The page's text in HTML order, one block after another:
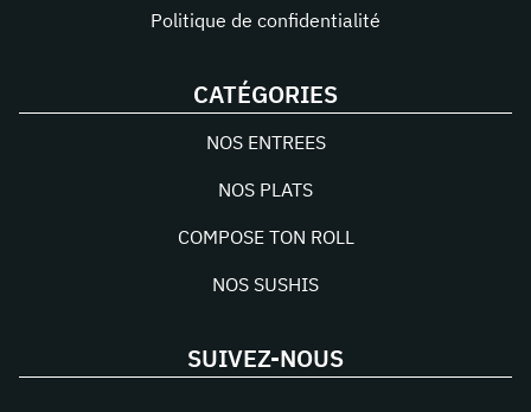
Politique de confidentialité
CATÉGORIES
NOS ENTREES
NOS PLATS
COMPOSE TON ROLL
NOS SUSHIS
SUIVEZ-NOUS